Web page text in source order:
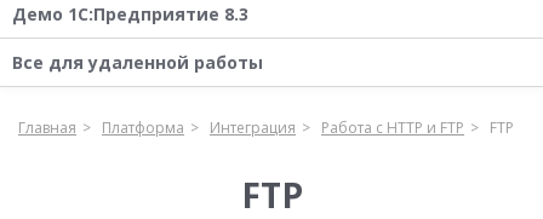
Демо 1С:Предприятие 8.3
Все для удаленной работы
Главная Платформа Интеграция Работа с HTTP и FTP FTP
FTP